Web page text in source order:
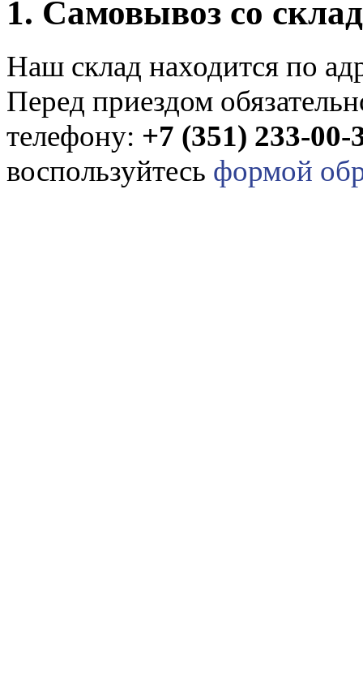
1. Самовывоз со
Наш склад находится по
Перед приездом
телефону: +7 (351) 233-00-
воспользуйтесь формой